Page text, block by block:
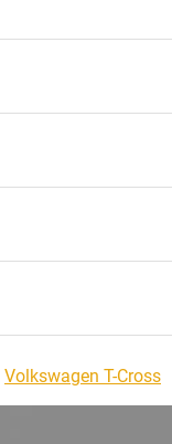
Volkswagen T-Cross